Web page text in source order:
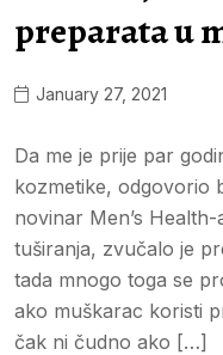
preparata u
January 27, 2021
Da me je prije par
kozmetike, odgovorio
novinar Men’s
tuširanja, zvučalo je
tada mnogo toga se
ako muškarac koristi
čak ni čudno ako […]